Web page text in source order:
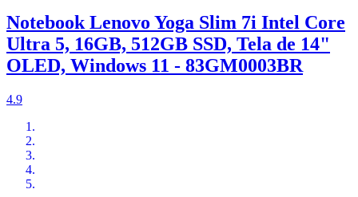
Notebook Lenovo Yoga Slim 7i Intel Core
Ultra 5, 16GB, 512GB SSD, Tela de 14"
OLED, Windows 11 - 83GM0003BR
4.9